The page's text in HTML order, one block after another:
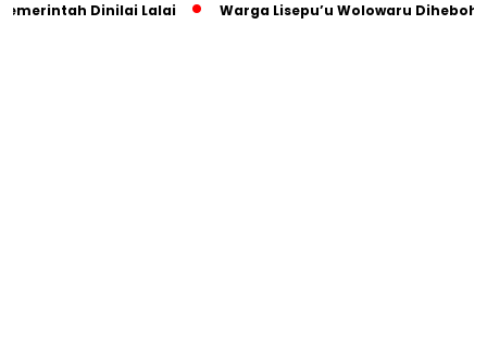
Dinilai Lalai
Warga Lisepu’u Wolowaru